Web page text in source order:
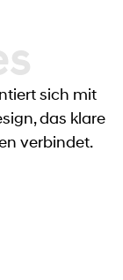
sich mit
das klare
verbindet.